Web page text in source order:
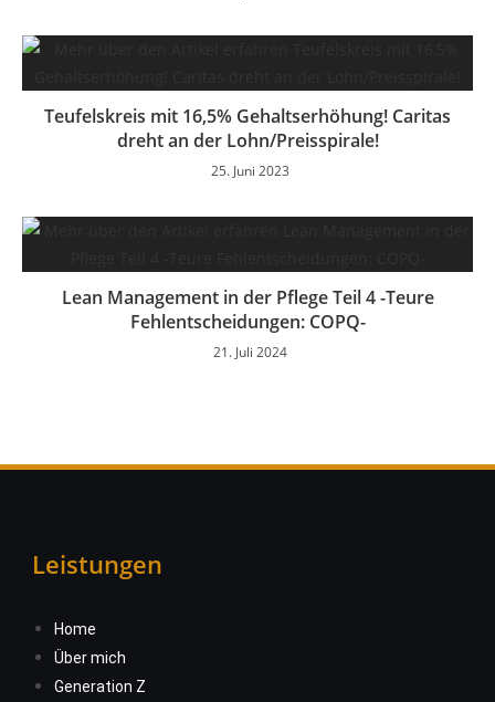
Teufelskreis mit 16,5% Gehaltserhöhung! Caritas
dreht an der Lohn/Preisspirale!
25. Juni 2023
Lean Management in der Pflege Teil 4 -Teure
Fehlentscheidungen: COPQ-
21. Juli 2024
Leistungen
Home
Über mich
Generation Z